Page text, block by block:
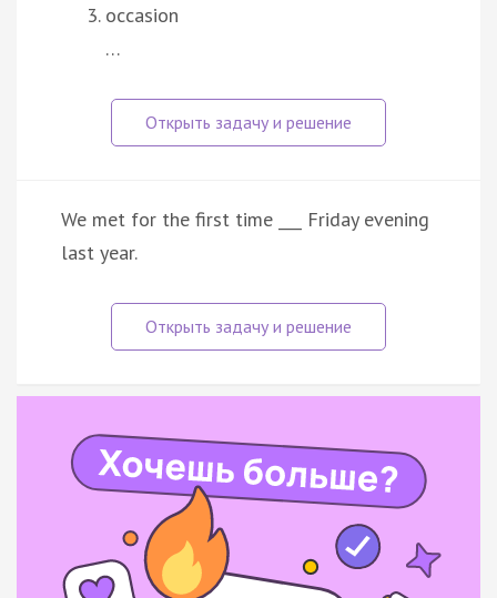
occasion
…
We met for the first time ___ Friday evening
last year.